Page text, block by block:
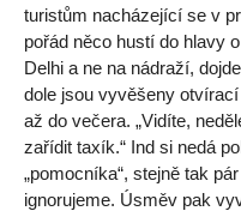
turistům nacházející se v
pořád něco hustí do hlavy
Delhi a ne na nádraží,
dole jsou vyvěšeny
až do večera. „Vidíte,
zařídit taxík.“ Ind si nedá
„pomocníka“, stejně tak
ignorujeme. Úsměv pak